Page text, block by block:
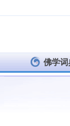
佛学词